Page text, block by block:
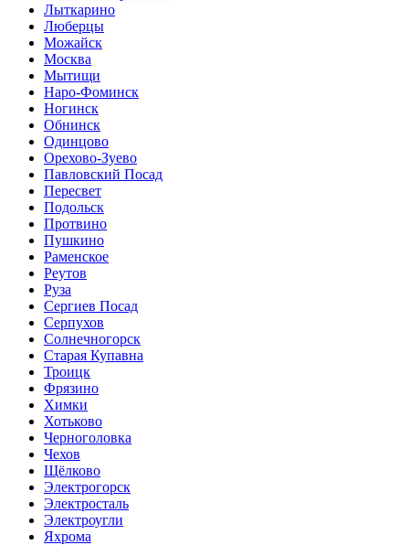
Лыткарино
Люберцы
Можайск
Москва
Мытищи
Наро-Фоминск
Ногинск
Обнинск
Одинцово
Орехово-Зуево
Павловский Посад
Пересвет
Подольск
Протвино
Пушкино
Раменское
Реутов
Руза
Сергиев Посад
Серпухов
Солнечногорск
Старая Купавна
Троицк
Фрязино
Химки
Хотьково
Черноголовка
Чехов
Щёлково
Электрогорск
Электросталь
Электроугли
Яхрома